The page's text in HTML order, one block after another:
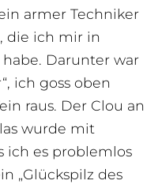
armer Techniker
die ich mir in
Darunter war
ich goss oben
raus. Der Clou an
wurde mit
ich es problemlos
„Glückspilz des